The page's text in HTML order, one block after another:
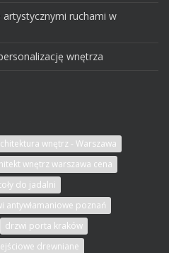
ruchami w
wnętrza
wnętrz - Warszawa
wnętrz warszawa cena
do jadalni
antywłamaniowe poznań
drzwi porta kraków
drewniane